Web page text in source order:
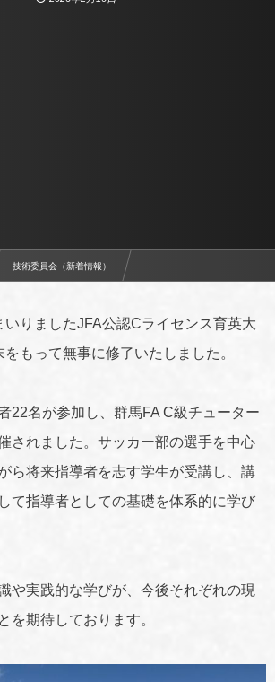
技術委員会（新着情報）
りましたJFA公認Cライセンス育英大
もって無事に修了いたしました。
22名が参加し、群馬FA C級チューター
されました。サッカー部の選手を中心
ら将来指導者を志す学生が受講し、講
て指導者としての基礎を体系的に学び
や実践的な学びが、今後それぞれの現
を期待しております。